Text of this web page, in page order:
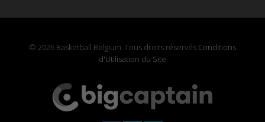
© 2026 Basketball Belgium. Tous droits réservés.Conditions
d'Utilisation du Site